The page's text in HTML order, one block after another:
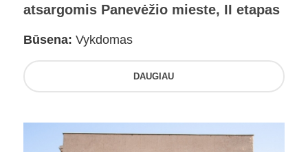
atsargomis Panevėžio mieste, II etapas
Būsena: Vykdomas
DAUGIAU